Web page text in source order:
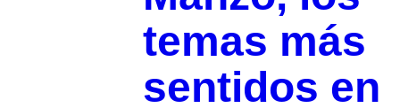
temas más
sentidos en